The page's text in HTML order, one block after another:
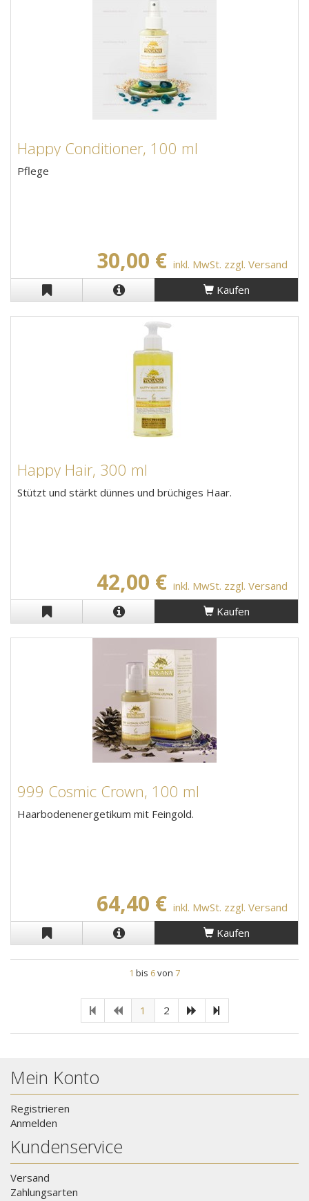
Happy Conditioner, 100 ml
Pflege
30,00 € inkl. MwSt. zzgl. Versand
Kaufen
Happy Hair, 300 ml
Stützt und stärkt dünnes und brüchiges Haar.
42,00 € inkl. MwSt. zzgl. Versand
Kaufen
999 Cosmic Crown, 100 ml
Haarbodenenergetikum mit Feingold.
64,40 € inkl. MwSt. zzgl. Versand
Kaufen
1 bis 6von 7
1 2
Mein Konto
Registrieren
Anmelden
Kundenservice
Versand
Zahlungsarten